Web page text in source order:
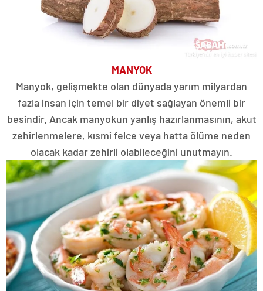
MANYOK
Manyok, gelişmekte olan dünyada yarım milyardan
fazla insan için temel bir diyet sağlayan önemli bir
besindir. Ancak manyokun yanlış hazırlanmasının, akut
zehirlenmelere, kısmi felce veya hatta ölüme neden
olacak kadar zehirli olabileceğini unutmayın.